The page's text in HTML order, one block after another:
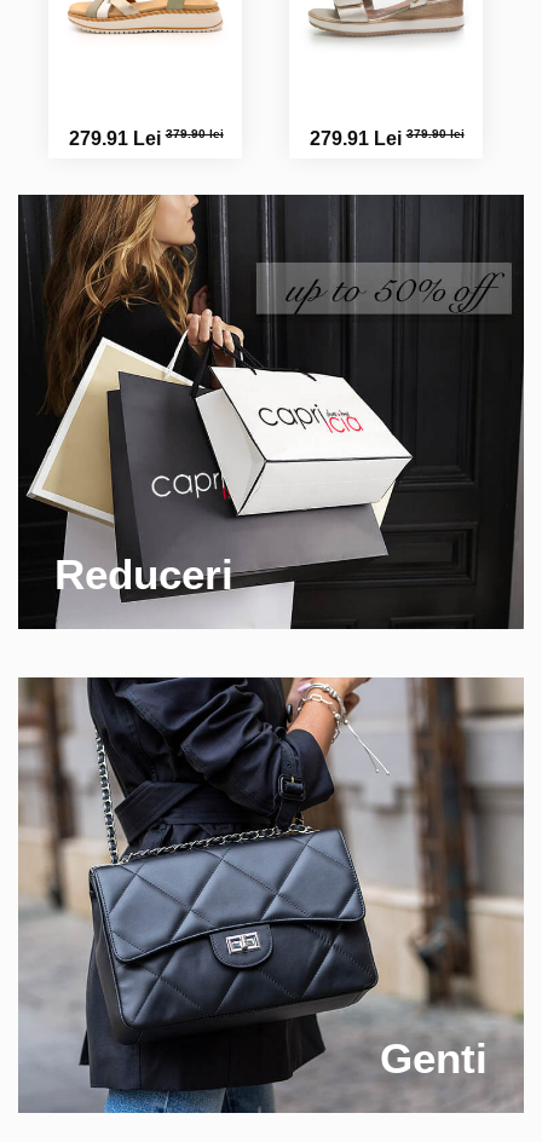
279.91 Lei379.90 lei 279.91 Lei379.90 lei
Reduceri
Genti